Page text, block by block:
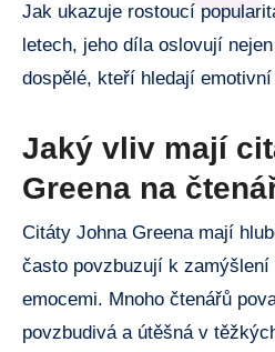
Jak ukazuje rostoucí
letech, jeho díla oslovují
dospělé, kteří hledají
Jaký vliv mají
Greena na
Citáty Johna Greena mají
často povzbuzují k
emocemi. Mnoho čtenářů
povzbudivá a útěšná v